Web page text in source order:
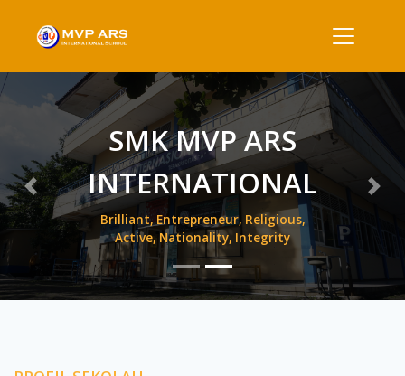
Previous Next
SMK MVP ARS
INTERNATIONAL
Brilliant, Entrepreneur, Religious,
Active, Nationality, Integrity